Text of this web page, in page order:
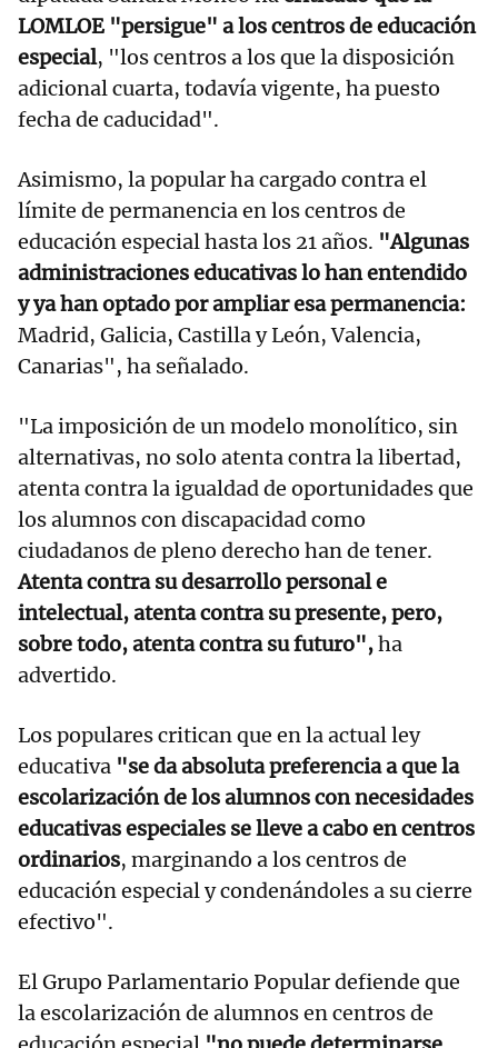
LOMLOE "persigue" a los centros de educación
especial, "los centros a los que la disposición
adicional cuarta, todavía vigente, ha puesto
fecha de caducidad".
Asimismo, la popular ha cargado contra el
límite de permanencia en los centros de
educación especial hasta los 21 años. "Algunas
administraciones educativas lo han entendido
y ya han optado por ampliar esa permanencia:
Madrid, Galicia, Castilla y León, Valencia,
Canarias", ha señalado.
"La imposición de un modelo monolítico, sin
alternativas, no solo atenta contra la libertad,
atenta contra la igualdad de oportunidades que
los alumnos con discapacidad como
ciudadanos de pleno derecho han de tener.
Atenta contra su desarrollo personal e
intelectual, atenta contra su presente, pero,
sobre todo, atenta contra su futuro",ha
advertido.
Los populares critican que en la actual ley
educativa "se da absoluta preferencia a que la
escolarización de los alumnos con necesidades
educativas especiales se lleve a cabo en centros
ordinarios, marginando a los centros de
educación especial y condenándoles a su cierre
efectivo".
El Grupo Parlamentario Popular defiende que
la escolarización de alumnos en centros de